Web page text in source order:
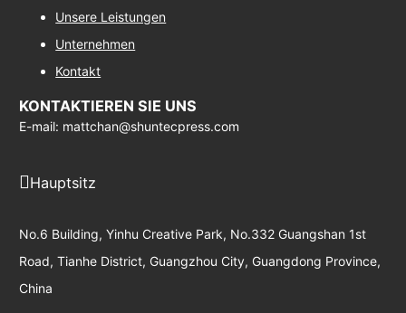
Unsere Leistungen
Unternehmen
Kontakt
KONTAKTIEREN SIE UNS
E-mail: mattchan@shuntecpress.com
Hauptsitz
No.6 Building, Yinhu Creative Park, No.332 Guangshan 1st
Road, Tianhe District, Guangzhou City, Guangdong Province,
China